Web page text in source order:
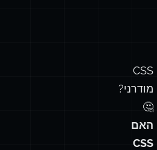
CSS
מודרני?
🤔
האם
CSS